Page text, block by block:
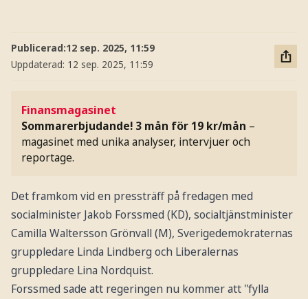
Publicerad:12 sep. 2025, 11:59
Uppdaterad: 12 sep. 2025, 11:59
Finansmagasinet
Sommarerbjudande! 3 mån för 19 kr/mån –
magasinet med unika analyser, intervjuer och
reportage.
Det framkom vid en pressträff på fredagen med
socialminister Jakob Forssmed (KD), socialtjänstminister
Camilla Waltersson Grönvall (M), Sverigedemokraternas
gruppledare Linda Lindberg och Liberalernas
gruppledare Lina Nordquist.
Forssmed sade att regeringen nu kommer att "fylla